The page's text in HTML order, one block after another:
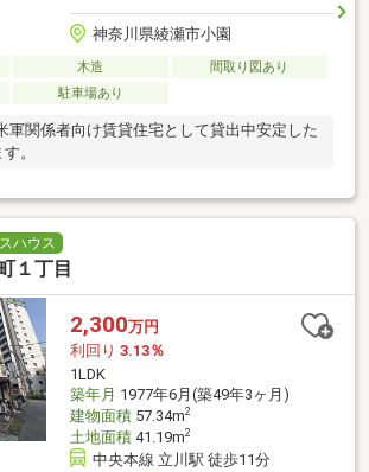
神奈川県綾瀬市小園
木造
間取り図あり
駐車場あり
軍関係者向け賃貸住宅として貸出中安定した
。
ハウス
１丁目
2,300万円
利回り 3.13％
1LDK
築年月 1977年6月(築49年3ヶ月)
建物面積57.34m2
土地面積41.19m2
中央本線 立川駅 徒歩11分